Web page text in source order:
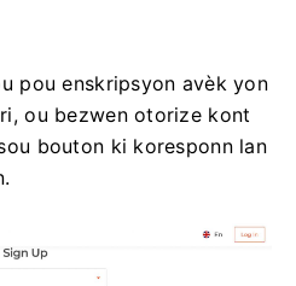
pou enskripsyon avèk yon
ou bezwen otorize kont
bouton ki koresponn lan